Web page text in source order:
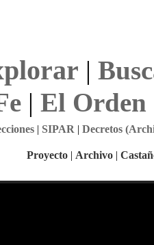
|
| El Orden
| SIPAR | Decretos
Proyecto | Archivo |